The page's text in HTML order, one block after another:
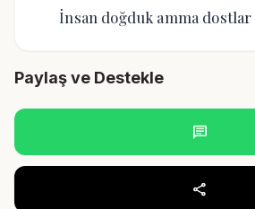
İnsan doğduk amma
Paylaş ve Destekle
chat
share